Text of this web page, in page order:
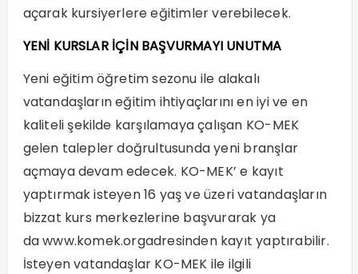
açarak kursiyerlere eğitimler verebilecek.
YENİ KURSLAR İÇİN BAŞVURMAYI UNUTMA
Yeni eğitim öğretim sezonu ile alakalı
vatandaşların eğitim ihtiyaçlarını en iyi ve en
kaliteli şekilde karşılamaya çalışan KO-MEK
gelen talepler doğrultusunda yeni branşlar
açmaya devam edecek. KO-MEK’ e kayıt
yaptırmak isteyen 16 yaş ve üzeri vatandaşların
bizzat kurs merkezlerine başvurarak ya
dawww.komek.orgadresinden kayıt yaptırabilir.
İsteyen vatandaşlar KO-MEK ile ilgili